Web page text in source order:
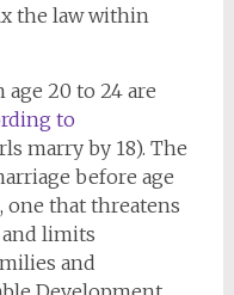
the law within
age 20 to 24 are
to
marry by 18). The
before age
one that threatens
and limits
and